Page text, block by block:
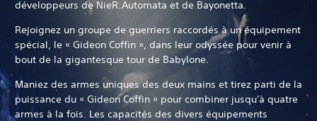
développeurs de NieR:Automata et de Bayonetta.
Rejoignez un groupe de guerriers raccordés à un équipement
spécial, le « Gideon Coffin », dans leur odyssée pour venir à
bout de la gigantesque tour de Babylone.
Maniez des armes uniques des deux mains et tirez parti de la
puissance du « Gideon Coffin » pour combiner jusqu'à quatre
armes à la fois. Les capacités des divers équipements